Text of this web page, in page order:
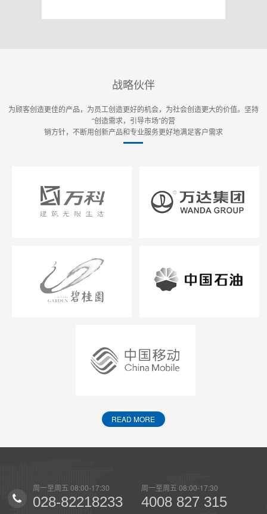
战略伙伴
为顾客创造更佳的产品，为员工创造更好的机会，为社会创造更大的价值。坚持
“创造需求，引导市场”的营
销方针，不断用创新产品和专业服务更好地满足客户需求
READ MORE
周一至周五 08:00-17:30
028-82218233
周一至周五 08:00-17:30
4008 827 315